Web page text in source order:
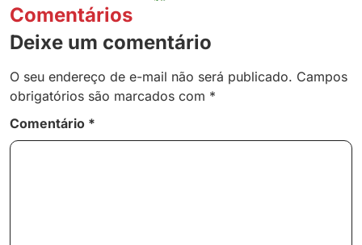
Comentários
Deixe um comentário
O seu endereço de e-mail não será publicado. Campos
obrigatórios são marcados com *
Comentário *